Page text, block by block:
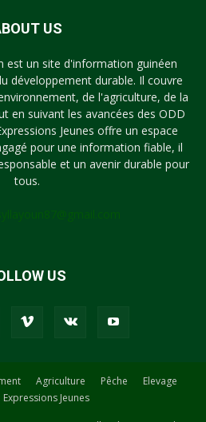
US
est un site d'information guinéen
développement durable. Il couvre
de l'agriculture, de la
en suivant les avancées des ODD
Jeunes offre un espace
pour une information fiable, il
et un avenir durable pour
tous.
US
Agriculture Pêche
Elevage
Expressions Jeunes